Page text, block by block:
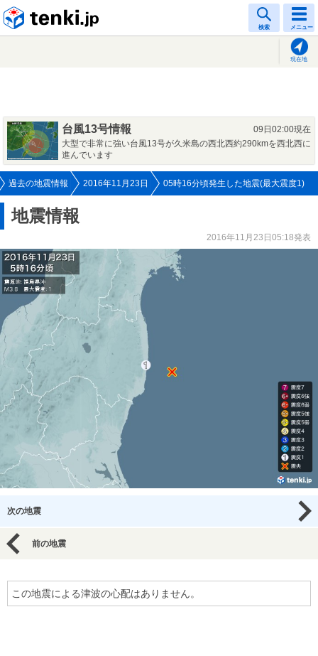
検索 メニュー
現在地
台風13号情報
09日02:00現在
大型で非常に強い台風13号が久米島の西北西約290kmを西北西に
進んでいます
過去の地震情報 2016年11月23日 05時16分頃発生した地震(最大震度1)
地震情報
2016年11月23日05:18発表
次の地震
前の地震
この地震による津波の心配はありません。